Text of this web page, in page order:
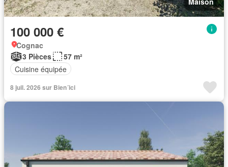
100 000 €
Cognac
3 Pièces
57 m²
Cuisine équipée
8 juil. 2026 sur Bien´ici